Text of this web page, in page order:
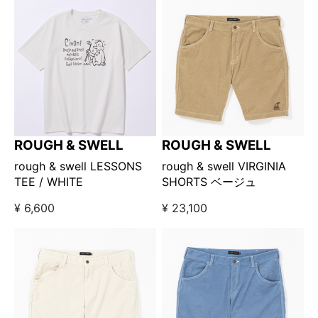
ROUGH & SWELL
rough & swell LESSONS
TEE / WHITE
¥ 6,600
ROUGH & SWELL
rough & swell VIRGINIA
SHORTS ベージュ
¥ 23,100